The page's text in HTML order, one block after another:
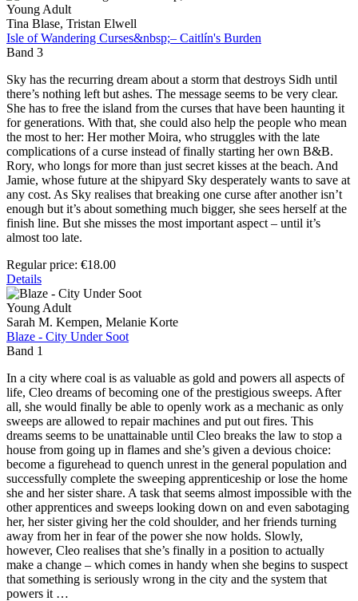
Young Adult
Tina Blase, Tristan Elwell
Isle of Wandering Curses&nbsp;– Caitlín's Burden
Band 3
Sky has the recurring dream about a storm that destroys Sidh until
there’s nothing left but ashes. The message seems to be very clear.
She has to free the island from the curses that have been haunting it
for generations. With that, she could also help the people who mean
the most to her: Her mother Moira, who struggles with the late
complications of a curse instead of finally starting her own B&B.
Rory, who longs for more than just secret kisses at the beach. And
Jamie, whose future at the shipyard Sky desperately wants to save at
any cost. As Sky realises that breaking one curse after another isn’t
enough but it’s about something much bigger, she sees herself at the
finish line. But she misses the most important aspect – until it’s
almost too late.
Regular price: €18.00
Details
Young Adult
Sarah M. Kempen, Melanie Korte
Blaze - City Under Soot
Band 1
In a city where coal is as valuable as gold and powers all aspects of
life, Cleo dreams of becoming one of the prestigious sweeps. After
all, she would finally be able to openly work as a mechanic as only
sweeps are allowed to repair machines and put out fires. This
dreams seems to be unattainable until Cleo breaks the law to stop a
house from going up in flames and she’s given a devious choice:
become a figurehead to quench unrest in the general population and
successfully complete the sweeping apprenticeship or lose the home
she and her sister share. A task that seems almost impossible with the
other apprentices and sweeps looking down on and even sabotaging
her, her sister giving her the cold shoulder, and her friends turning
away from her in fear of the power she now holds. Slowly,
however, Cleo realises that she’s finally in a position to actually
make a change – which comes in handy when she begins to suspect
that something is seriously wrong in the city and the system that
powers it …